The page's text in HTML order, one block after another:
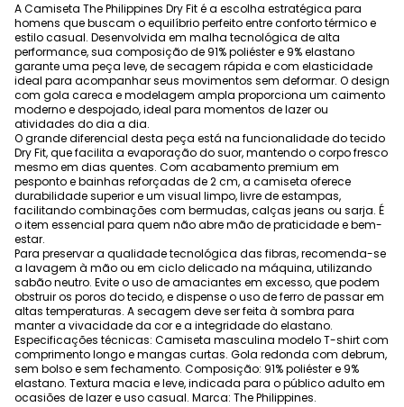
A Camiseta The Philippines Dry Fit é a escolha estratégica para
homens que buscam o equilíbrio perfeito entre conforto térmico e
estilo casual. Desenvolvida em malha tecnológica de alta
performance, sua composição de 91% poliéster e 9% elastano
garante uma peça leve, de secagem rápida e com elasticidade
ideal para acompanhar seus movimentos sem deformar. O design
com gola careca e modelagem ampla proporciona um caimento
moderno e despojado, ideal para momentos de lazer ou
atividades do dia a dia.
O grande diferencial desta peça está na funcionalidade do tecido
Dry Fit, que facilita a evaporação do suor, mantendo o corpo fresco
mesmo em dias quentes. Com acabamento premium em
pesponto e bainhas reforçadas de 2 cm, a camiseta oferece
durabilidade superior e um visual limpo, livre de estampas,
facilitando combinações com bermudas, calças jeans ou sarja. É
o item essencial para quem não abre mão de praticidade e bem-
estar.
Para preservar a qualidade tecnológica das fibras, recomenda-se
a lavagem à mão ou em ciclo delicado na máquina, utilizando
sabão neutro. Evite o uso de amaciantes em excesso, que podem
obstruir os poros do tecido, e dispense o uso de ferro de passar em
altas temperaturas. A secagem deve ser feita à sombra para
manter a vivacidade da cor e a integridade do elastano.
Especificações técnicas: Camiseta masculina modelo T-shirt com
comprimento longo e mangas curtas. Gola redonda com debrum,
sem bolso e sem fechamento. Composição: 91% poliéster e 9%
elastano. Textura macia e leve, indicada para o público adulto em
ocasiões de lazer e uso casual. Marca: The Philippines.